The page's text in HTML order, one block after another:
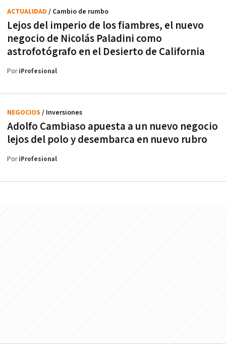
Lejos del imperio de los fiambres, el nuevo
negocio de Nicolás Paladini como
astrofotógrafo en el Desierto de California
ACTUALIDAD / Cambio de rumbo
PoriProfesional
Adolfo Cambiaso apuesta a un nuevo negocio
lejos del polo y desembarca en nuevo rubro
NEGOCIOS / Inversiones
PoriProfesional